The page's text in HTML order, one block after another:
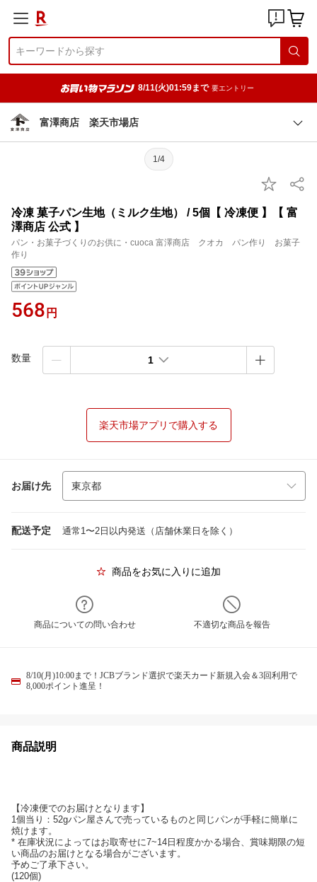
8/11(火)01:59まで 要エントリー
富澤商店 楽天市場店
1/4
冷凍 菓子パン生地（ミルク生地） / 5個【 冷凍便 】【 富
澤商店 公式 】
パン・お菓子づくりのお供に・cuoca 富澤商店 クオカ パン作り お菓子
作り
568 円
数量 1
楽天市場アプリで購入する
お届け先
配送予定 通常1〜2日以内発送（店舗休業日を除く）
商品をお気に入りに追加
商品についての問い合わせ 不適切な商品を報告
8/10(月)10:00まで！JCBブランド選択で楽天カード新規入会＆3回利用で
8,000ポイント進呈！
商品説明
【冷凍便でのお届けとなります】
1個当り：52gパン屋さんで売っているものと同じパンが手軽に簡単に
焼けます。
* 在庫状況によってはお取寄せに7~14日程度かかる場合、賞味期限の短
い商品のお届けとなる場合がございます。
予めご了承下さい。
(120個)